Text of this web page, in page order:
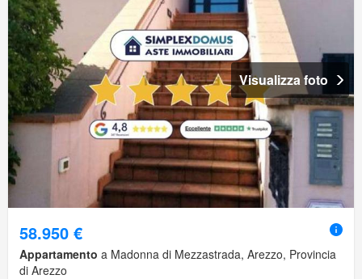
Visualizza foto
58.950 €
Appartamento a Madonna di Mezzastrada, Arezzo, Provincia
di Arezzo